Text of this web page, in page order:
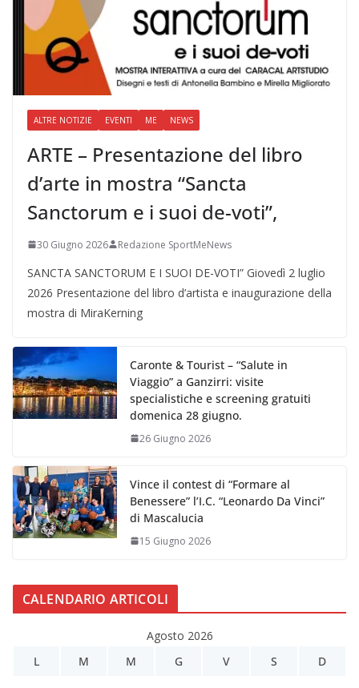
ALTRE NOTIZIE EVENTI ME NEWS
ARTE – Presentazione del libro
d’arte in mostra “Sancta
Sanctorum e i suoi de-voti”,
30 Giugno 2026 Redazione SportMeNews
SANCTA SANCTORUM E I SUOI DE-VOTI” Giovedì 2 luglio
2026 Presentazione del libro d’artista e inaugurazione della
mostra di MiraKerning
Caronte & Tourist – “Salute in
Viaggio” a Ganzirri: visite
specialistiche e screening gratuiti
domenica 28 giugno.
26 Giugno 2026
Vince il contest di “Formare al
Benessere” l’I.C. “Leonardo Da Vinci”
di Mascalucia
15 Giugno 2026
CALENDARIO ARTICOLI
Agosto 2026
L
M M G V S D